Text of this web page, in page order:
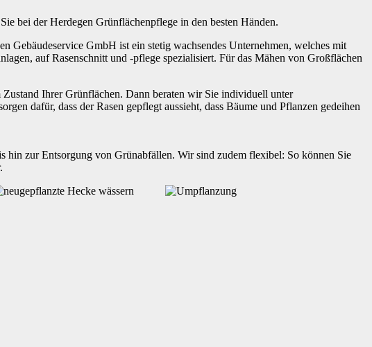
bei der Herdegen Grünflächenpflege in den besten Händen.
Gebäudeservice GmbH ist ein stetig wachsendes Unternehmen, welches mit
auf Rasenschnitt und -pflege spezialisiert. Für das Mähen von Großflächen
Ihrer Grünflächen. Dann beraten wir Sie individuell unter
dafür, dass der Rasen gepflegt aussieht, dass Bäume und Pflanzen gedeihen
hin zur Entsorgung von Grünabfällen. Wir sind zudem flexibel: So können Sie